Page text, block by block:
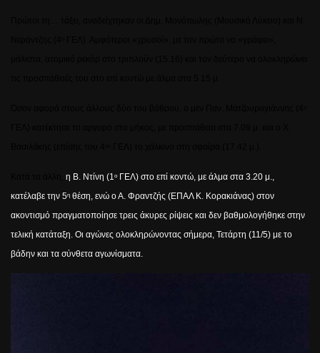
η Β. Ντίνη (1ο ΓΕΛ) στο επί κοντώ, με άλμα στα 3.20 μ.,
κατέλαβε την 5η θέση, ενώ οΑ. Φραντζής (ΕΠΑΛ Κ. Κορακιάνας) στον
ακοντισμό πραγματοποίησε τρεις άκυρες ρίψεις και δεν βαθμολογήθηκε στην
τελική κατάταξη. Οι αγώνες ολοκληρώνοντας σήμερα, Τετάρτη (11/5) με το
βάδην και τα σύνθετα αγωνίσματα.